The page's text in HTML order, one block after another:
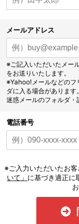
メールアドレス
※ご記入いただいたメー
をお送りいたします。
※Yahoo!メールなどのフ
ダに入る場合があります。
迷惑メールのフォルダ・
電話番号
※ご入力いただいたお客
いて」 に基づき適正に